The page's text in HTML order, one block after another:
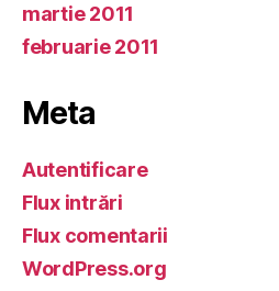
martie 2011
februarie 2011
Meta
Autentificare
Flux intrări
Flux comentarii
WordPress.org